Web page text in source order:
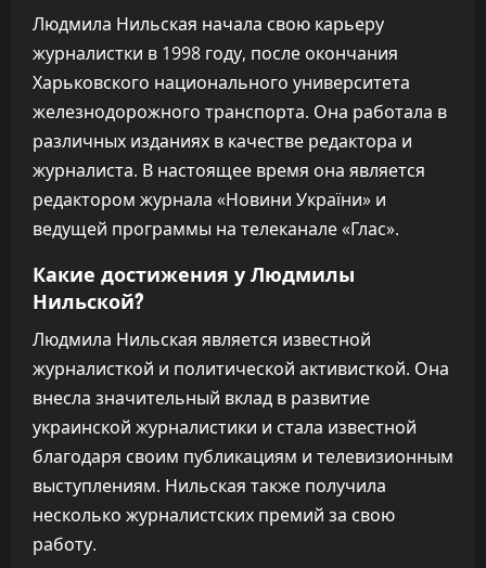
Людмила Нильская начала свою карьеру
журналистки в 1998 году, после окончания
Харьковского национального университета
железнодорожного транспорта. Она работала в
различных изданиях в качестве редактора и
журналиста. В настоящее время она является
редактором журнала «Новини України» и
ведущей программы на телеканале «Глас».
Какие достижения у Людмилы
Нильской?
Людмила Нильская является известной
журналисткой и политической активисткой. Она
внесла значительный вклад в развитие
украинской журналистики и стала известной
благодаря своим публикациям и телевизионным
выступлениям. Нильская также получила
несколько журналистских премий за свою
работу.